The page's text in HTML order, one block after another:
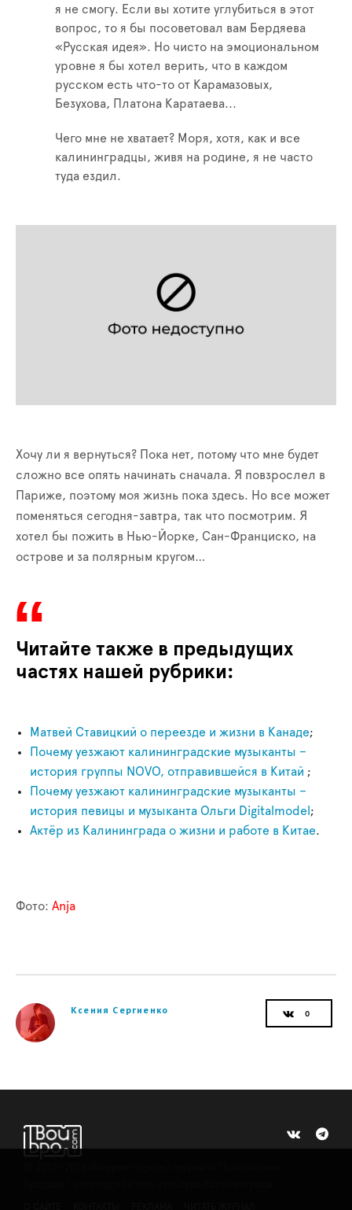
я не смогу. Если вы хотите углубиться в этот
вопрос, то я бы посоветовал вам Бердяева
«Русская идея». Но чисто на эмоциональном
уровне я бы хотел верить, что в каждом
русском есть что-то от Карамазовых,
Безухова, Платона Каратаева...
Чего мне не хватает? Моря, хотя, как и все
калининградцы, живя на родине, я не часто
туда ездил.
Хочу ли я вернуться? Пока нет, потому что мне будет
сложно все опять начинать сначала. Я повзрослел в
Париже, поэтому моя жизнь пока здесь. Но все может
поменяться сегодня-завтра, так что посмотрим. Я
хотел бы пожить в Нью-Йорке, Сан-Франциско, на
острове и за полярным кругом…
Читайте также в предыдущих
частях нашей рубрики:
Матвей Ставицкий о переезде и жизни в Канаде;
Почему уезжают калининградские музыканты –
история группы NOVO, отправившейся в Китай ;
Почему уезжают калининградские музыканты –
история певицы и музыканта Ольги Digitalmodel ;
Актёр из Калининграда о жизни и работе в Китае.
Фото: Anja
Ксения Сергиенко